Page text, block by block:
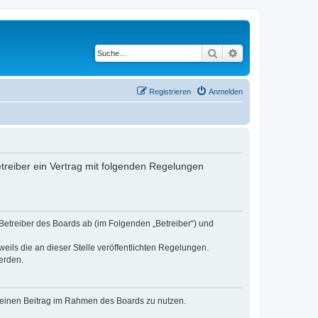
Suche
Anmelden
Registrieren
ein Vertrag mit folgenden Regelungen
des Boards ab (im Folgenden „Betreiber“) und
die an dieser Stelle veröffentlichten Regelungen.
Beitrag im Rahmen des Boards zu nutzen.